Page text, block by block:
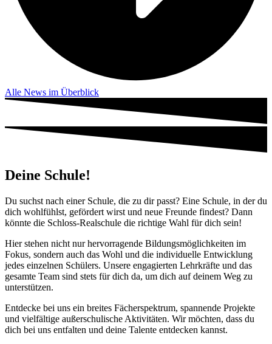
Alle News im Überblick
Deine Schule!
Du suchst nach einer Schule, die zu dir passt? Eine Schule, in der du
dich wohlfühlst, gefördert wirst und neue Freunde findest? Dann
könnte die Schloss-Realschule die richtige Wahl für dich sein!
Hier stehen nicht nur hervorragende Bildungsmöglichkeiten im
Fokus, sondern auch das Wohl und die individuelle Entwicklung
jedes einzelnen Schülers. Unsere engagierten Lehrkräfte und das
gesamte Team sind stets für dich da, um dich auf deinem Weg zu
unterstützen.
Entdecke bei uns ein breites Fächerspektrum, spannende Projekte
und vielfältige außerschulische Aktivitäten. Wir möchten, dass du
dich bei uns entfalten und deine Talente entdecken kannst.